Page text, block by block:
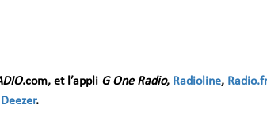
.com, et l’appli G One Radio, Radioline, Radio.fr
Deezer.